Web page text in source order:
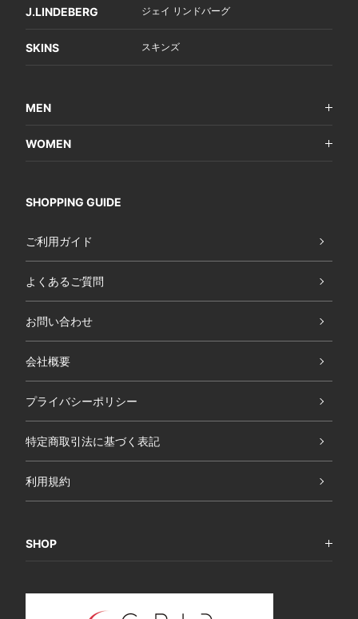
J.LINDEBERG ジェイ リンドバーグ
SKINS スキンズ
MEN
WOMEN
SHOPPING GUIDE
ご利用ガイド
よくあるご質問
お問い合わせ
会社概要
プライバシーポリシー
特定商取引法に基づく表記
利用規約
SHOP